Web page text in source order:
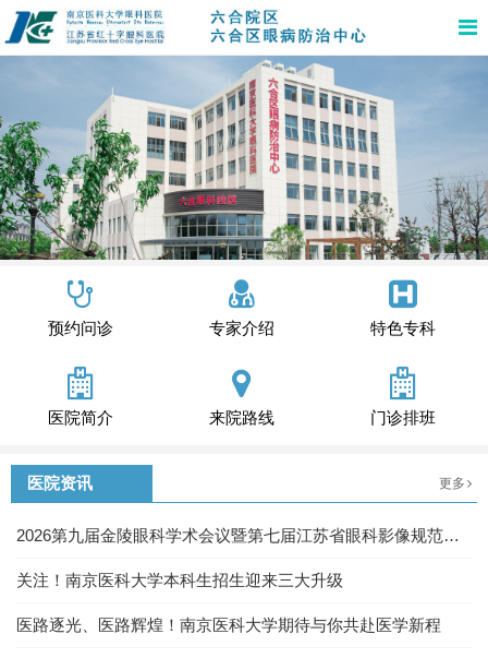
预约问诊 专家介绍 特色专科
医院简介 来院路线 门诊排班
医院资讯 更多
2026第九届金陵眼科学术会议暨第七届江苏省眼科影像规范化
及眼底病诊疗新进展学习班圆满落幕
关注！南京医科大学本科生招生迎来三大升级
医路逐光、医路辉煌！南京医科大学期待与你共赴医学新程